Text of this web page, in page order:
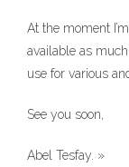
At the moment
available as
use for various
See you soon,
Abel Tesfay. »